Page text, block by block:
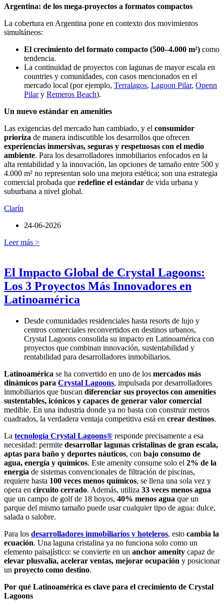
Argentina: de los mega-proyectos a formatos compactos
La cobertura en Argentina pone en contexto dos movimientos
simultáneos:
El crecimiento del formato compacto (500–4.000 m²) como
tendencia.
La continuidad de proyectos con lagunas de mayor escala en
countries y comunidades, con casos mencionados en el
mercado local (por ejemplo, Terralagos, Lagoon Pilar, Openn
Pilary Remeros Beach).
Un nuevo estándar en amenities
Las exigencias del mercado han cambiado, y el consumidor
prioriza de manera indiscutible los desarrollos que ofrecen
experiencias inmersivas, seguras y respetuosas con el medio
ambiente. Para los desarrolladores inmobiliarios enfocados en la
alta rentabilidad y la innovación, las opciones de tamaño entre 500 y
4.000 m² no representan solo una mejora estética; son una estrategia
comercial probada que redefine el estándar de vida urbana y
suburbana a nivel global.
Clarín
24-06-2026
Leer más >
El Impacto Global de Crystal Lagoons:
Los 3 Proyectos Más Innovadores en
Latinoamérica
Desde comunidades residenciales hasta resorts de lujo y
centros comerciales reconvertidos en destinos urbanos,
Crystal Lagoons consolida su impacto en Latinoamérica con
proyectos que combinan innovación, sustentabilidad y
rentabilidad para desarrolladores inmobiliarios.
Latinoamérica se ha convertido en uno de los mercados más
dinámicos para Crystal Lagoons, impulsada por desarrolladores
inmobiliarios que buscan diferenciar sus proyectos con amenities
sustentables, icónicos y capaces de generar valor comercial
medible. En una industria donde ya no basta con construir metros
cuadrados, la verdadera ventaja competitiva está en crear destinos.
La tecnología Crystal Lagoons® responde precisamente a esa
necesidad: permite desarrollar lagunas cristalinas de gran escala,
aptas para baño y deportes náuticos, con bajo consumo de
agua, energía y químicos. Este amenity consume solo el 2% de la
energía de sistemas convencionales de filtración de piscinas,
requiere hasta 100 veces menos químicos, se llena una sola vez y
opera en circuito cerrado. Además, utiliza 33 veces menos agua
que un campo de golf de 18 hoyos, 40% menos agua que un
parque del mismo tamaño puede usar cualquier tipo de agua: dulce,
salada o salobre.
Para los desarrolladores inmobiliarios y hoteleros, esto cambia la
ecuación. Una laguna cristalina ya no funciona solo como un
elemento paisajístico: se convierte en un anchor amenity capaz de
elevar plusvalía, acelerar ventas, mejorar ocupación y posicionar
un proyecto como destino.
Por qué Latinoamérica es clave para el crecimiento de Crystal
Lagoons